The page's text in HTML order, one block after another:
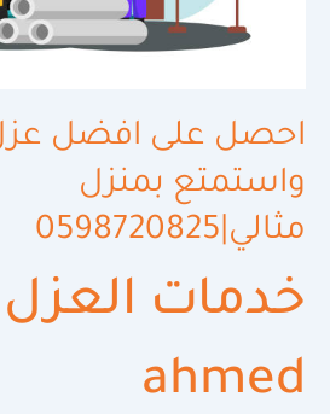
احصل على افضل
واستمتع بمنزل
مثالي|0598720825
خدمات العزل
ahmed